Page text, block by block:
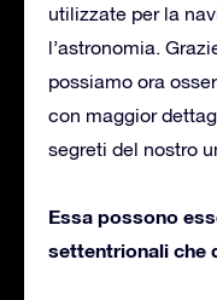
utilizzate per la
l’astronomia.
possiamo ora
con maggior
segreti del nostro
Essa possono
settentrionali che